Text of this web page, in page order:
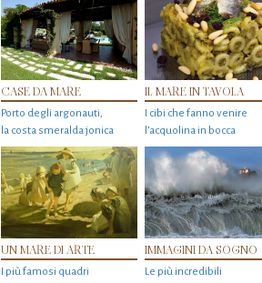
CASE DA MARE
Porto degli argonauti,
la costa smeralda jonica
IL MARE IN TAVOLA
I cibi che fanno venire
l’acquolina in bocca
UN MARE DI ARTE
I più famosi quadri
IMMAGINI DA SOGNO
Le più incredibili